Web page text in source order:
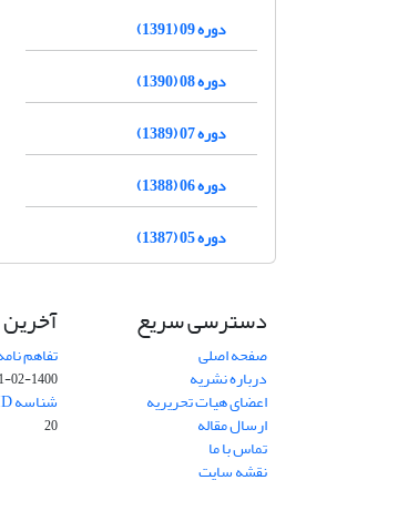
دوره 09 (1391)
دوره 08 (1390)
دوره 07 (1389)
دوره 06 (1388)
دوره 05 (1387)
دسترسی سریع
صفحه اصلی
درباره نشریه
اعضای هیات تحریریه
ارسال مقاله
تماس با ما
نقشه سایت
آخرین
تفاهم
1400-02-21
شناسه ORCID برای نویسنده مسئول
20